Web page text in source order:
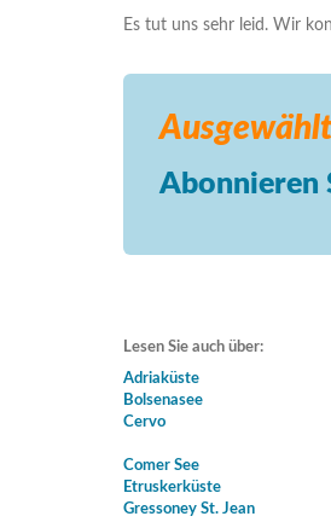
Es tut uns sehr leid. Wir
Abonnieren
Lesen Sie auch über:
Adriaküste
Bolsenasee
Cervo
Comer See
Etruskerküste
Gressoney St. Jean